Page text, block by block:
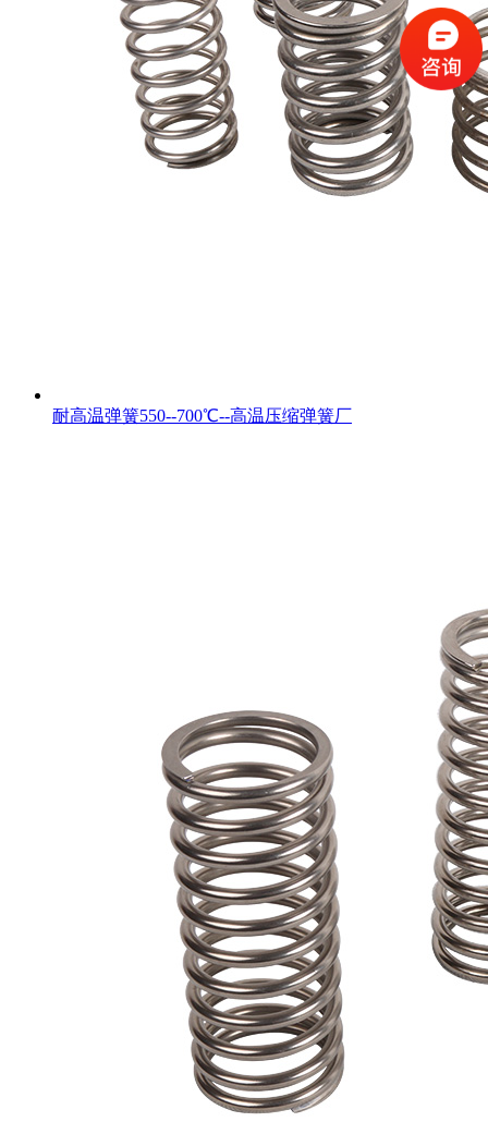
耐高温弹簧550--700℃--高温压缩弹簧厂